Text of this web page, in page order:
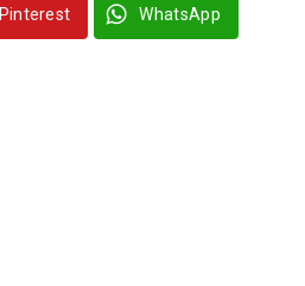
Pinterest WhatsApp